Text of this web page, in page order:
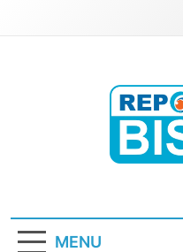
MENU